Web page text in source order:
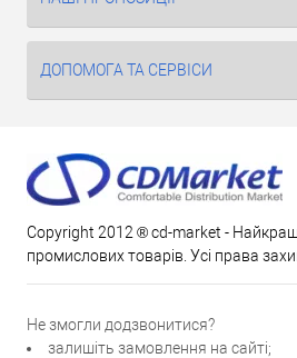
ДОПОМОГА ТА СЕРВІСИ
Copyright 2012 ® cd-market -
промислових товарів. Усі права
Не змогли додзвонитися?
залишіть замовлення на сайті;